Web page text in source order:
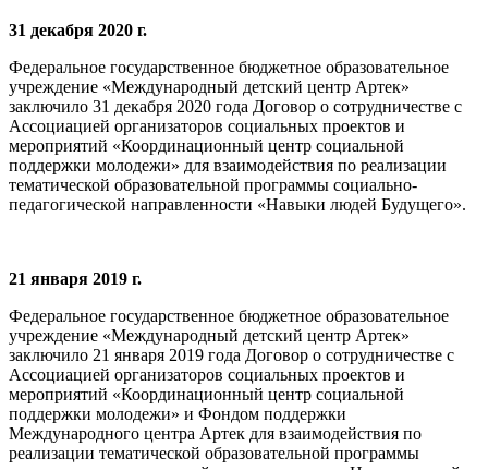
31 декабря 2020 г.
Федеральное государственное бюджетное образовательное
учреждение «Международный детский центр Артек»
заключило 31 декабря 2020 года Договор о сотрудничестве с
Ассоциацией организаторов социальных проектов и
мероприятий «Координационный центр социальной
поддержки молодежи» для взаимодействия по реализации
тематической образовательной программы социально-
педагогической направленности «Навыки людей Будущего».
21 января 2019 г.
Федеральное государственное бюджетное образовательное
учреждение «Международный детский центр Артек»
заключило 21 января 2019 года Договор о сотрудничестве с
Ассоциацией организаторов социальных проектов и
мероприятий «Координационный центр социальной
поддержки молодежи» и Фондом поддержки
Международного центра Артек для взаимодействия по
реализации тематической образовательной программы